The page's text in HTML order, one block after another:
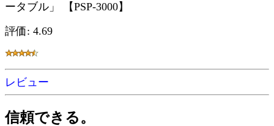
ータブル」 【PSP-3000】
評価: 4.69
レビュー
信頼できる。